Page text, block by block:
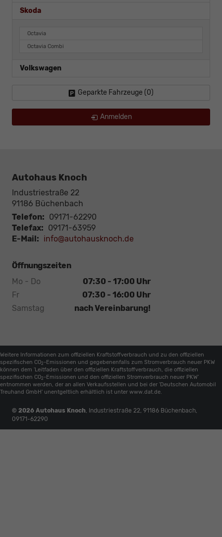
Skoda
Octavia
Octavia Combi
Volkswagen
Geparkte Fahrzeuge (0)
Anmelden
Autohaus Knoch
Industriestraße 22
91186 Büchenbach
Telefon: 09171-62290
Telefax: 09171-63959
E-Mail: info@autohausknoch.de
Öffnungszeiten
Mo - Do
07:30 - 17:00 Uhr
Fr
07:30 - 16:00 Uhr
Samstag
nach Vereinbarung!
Weitere Informationen zum offiziellen Kraftstoffverbrauch und zu den offiziellen
spezifischen CO2 -Emissionen und gegebenenfalls zum Stromverbrauch neuer PKW
können dem 'Leitfaden über den offiziellen Kraftstoffverbrauch, die offiziellen
spezifischen CO2 -Emissionen und den offiziellen Stromverbrauch neuer PKW'
entnommen werden, der an allen Verkaufsstellen und bei der 'Deutschen Automobil
Treuhand GmbH' unentgeltlich erhältlich ist unter www.dat.de.
© 2026 Autohaus Knoch, Industriestraße 22, 91186 Büchenbach,
09171-62290